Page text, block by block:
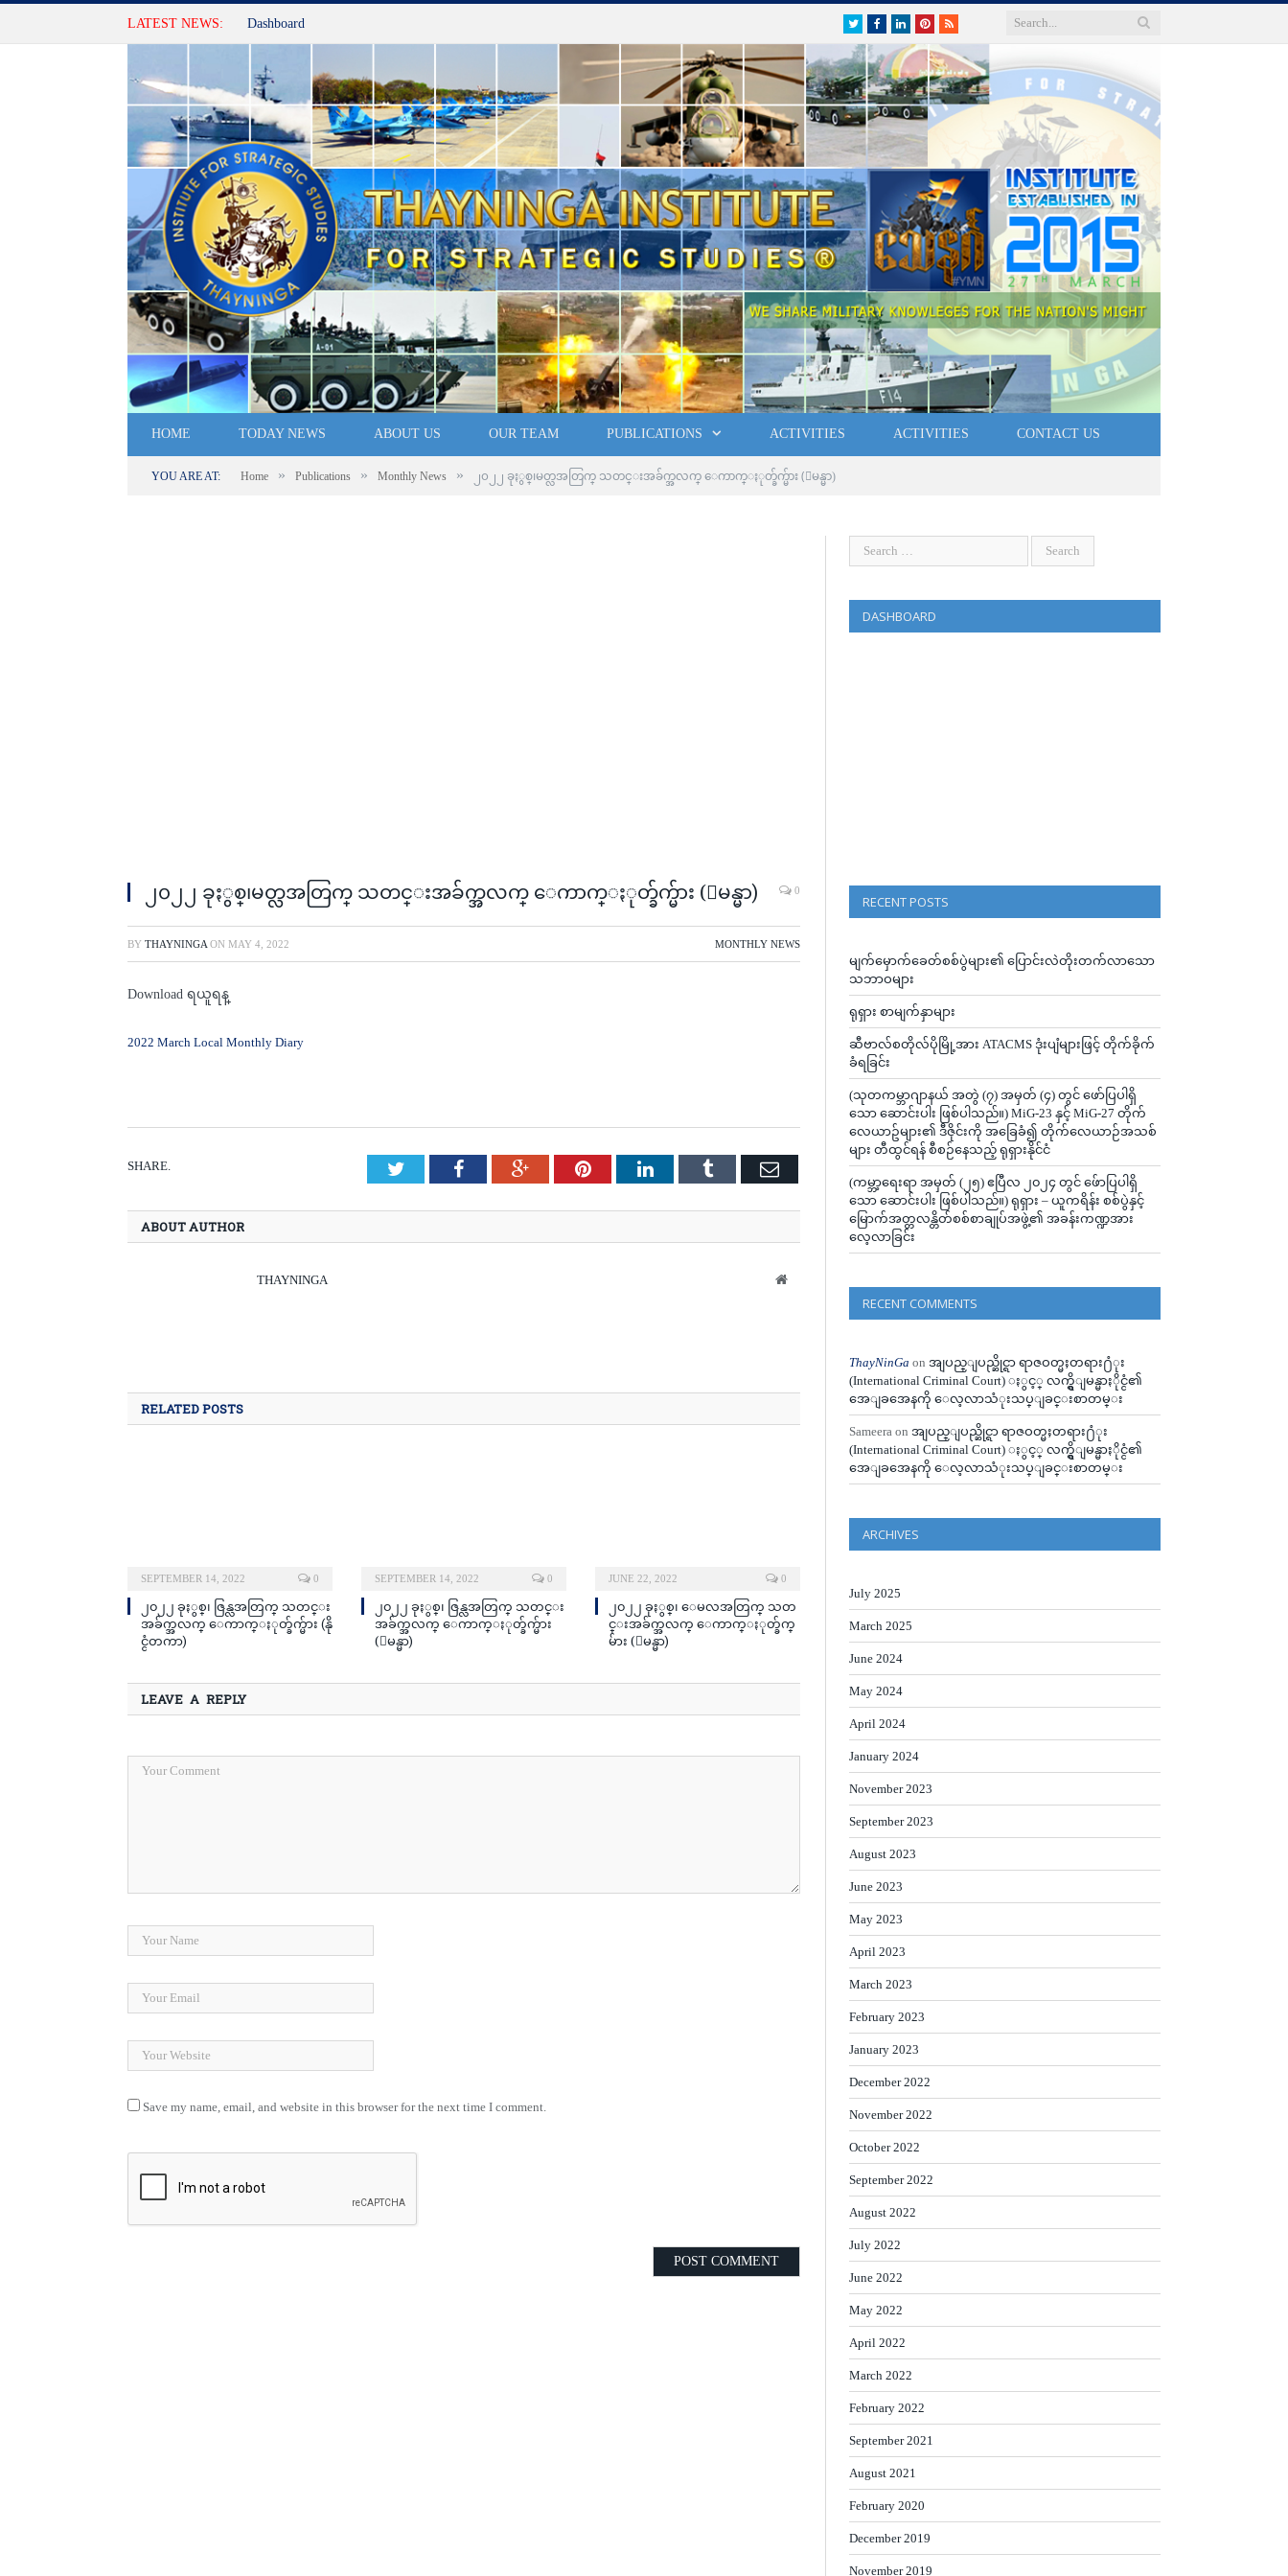
LATEST NEWS: Dashboard TwitterFacebookLinkedInPinterest
RSS
HOME TODAY NEWS ABOUT US OUR TEAM PUBLICATIONS ACTIVITIES ACTIVITIES CONTACT US
YOU ARE AT: Home » Publications » Monthly News » ၂၀၂၂ ခုႏွစ္၊မတ္လအတြက္ သတင္းအခ်က္အလက္ ေကာက္ႏုတ္ခ်က္မ်ား (ျမန္မာ)
၂၀၂၂ ခုႏွစ္၊မတ္လအတြက္ သတင္းအခ်က္အလက္ ေကာက္ႏုတ္ခ်က္မ်ား (ျမန္မာ) 0
BY THAYNINGA ON MAY 4, 2022 MONTHLY NEWS
Download ရယူရန္
2022 March Local Monthly Diary
SHARE. TwitterFacebookGoogle+PinterestLinkedInTumblr Email
ABOUT AUTHOR
THAYNINGA Website
RELATED POSTS
SEPTEMBER 14, 2022 0
၂၀၂၂ ခုႏွစ္၊ ဇြန္လအတြက္ သတင္း
အခ်က္အလက္ ေကာက္ႏုတ္ခ်က္မ်ား (နို
င္ငံတကာ)
SEPTEMBER 14, 2022 0
၂၀၂၂ ခုႏွစ္၊ ဇြန္လအတြက္ သတင္း
အခ်က္အလက္ ေကာက္ႏုတ္ခ်က္မ်ား
(ျမန္မာ)
JUNE 22, 2022 0
၂၀၂၂ ခုႏွစ္၊ ေမလအတြက္ သတ
င္းအခ်က္အလက္ ေကာက္ႏုတ္ခ်က္
မ်ား (ျမန္မာ)
LEAVE A REPLY
Save my name, email, and website in this browser for the next time I comment.
DASHBOARD
RECENT POSTS
မျက်မှောက်ခေတ်စစ်ပွဲများ၏ ပြောင်းလဲတိုးတက်လာသော
သဘာဝများ
ရုရှား စာမျက်နှာများ
ဆီဗာလ်စတိုလ်ပိုမြို့အား ATACMS ဒုံးပျံများဖြင့် တိုက်ခိုက်
ခံရခြင်း
(သုတကမ္ဘာဂျာနယ် အတွဲ (၇) အမှတ် (၄) တွင် ဖော်ပြပါရှိ
သော ဆောင်းပါး ဖြစ်ပါသည်။) MiG-23 နှင့် MiG-27 တိုက်
လေယာဥ်များ၏ ဒီဇိုင်းကို အခြေခံ၍ တိုက်လေယာဉ်အသစ်
များ တီထွင်ရန် စီစဉ်နေသည့် ရုရှားနိုင်ငံ
(ကမ္ဘာ့ရေးရာ အမှတ် (၂၅) ဧပြီလ ၂၀၂၄ တွင် ဖ်ောပြပါရှိ
သော ဆောင်းပါး ဖြစ်ပါသည်။) ရုရှား – ယူကရိန်း စစ်ပွဲနှင့်
မြောက်အတ္တလန္တိတ်စစ်စာချုပ်အဖွဲ့၏ အခန်းကဏ္ဍအား
လေ့လာခြင်း
RECENT COMMENTS
ThayNinGa on အျပည္ျပည္ဆိုင္ရာ ရာဇဝတ္မႈတရား႐ံုး
(International Criminal Court) ႏွင့္ လက္ရွိျမန္မာႏိုင္ငံ၏
အေျခအေနကို ေလ့လာသံုးသပ္ျခင္းစာတမ္း
Sameera on အျပည္ျပည္ဆိုင္ရာ ရာဇဝတ္မႈတရား႐ံုး
(International Criminal Court) ႏွင့္ လက္ရွိျမန္မာႏိုင္ငံ၏
အေျခအေနကို ေလ့လာသံုးသပ္ျခင္းစာတမ္း
ARCHIVES
July 2025
March 2025
June 2024
May 2024
April 2024
January 2024
November 2023
September 2023
August 2023
June 2023
May 2023
April 2023
March 2023
February 2023
January 2023
December 2022
November 2022
October 2022
September 2022
August 2022
July 2022
June 2022
May 2022
April 2022
March 2022
February 2022
September 2021
August 2021
February 2020
December 2019
November 2019